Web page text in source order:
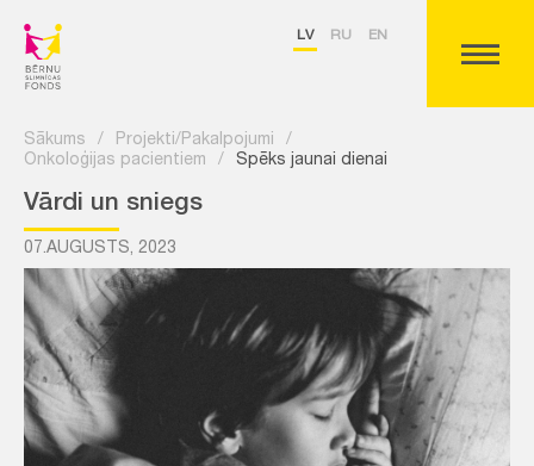
LV RU EN
Sākums / Projekti/Pakalpojumi
/
Onkoloģijas pacientiem
/ Spēks jaunai dienai
Vārdi un sniegs
07.AUGUSTS, 2023